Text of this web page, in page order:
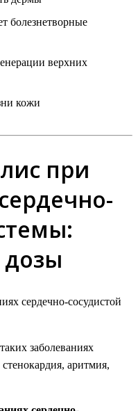
болезнетворные
верхних
кожи
при
заболеваниях
аритмия,